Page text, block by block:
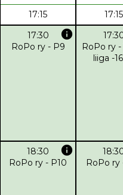
17:15 17:15
17:30 info
RoPo ry - P9
RoPo ry -
liiga -
18:30 info
RoPo ry - P10 RoPo ry